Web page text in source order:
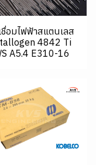
ชื่อมไฟฟ้าสแตนเลส
4842 Ti
A5.4 E310-16